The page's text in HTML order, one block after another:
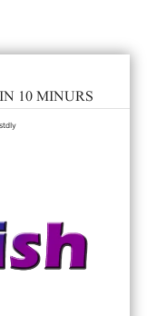
10 MINURS